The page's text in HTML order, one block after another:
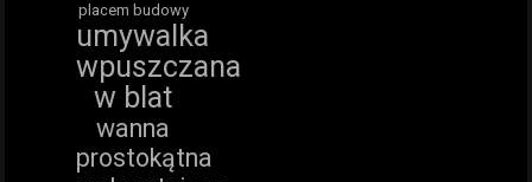
placem budowy
umywalka
wpuszczana
w blat
wanna
prostokątna